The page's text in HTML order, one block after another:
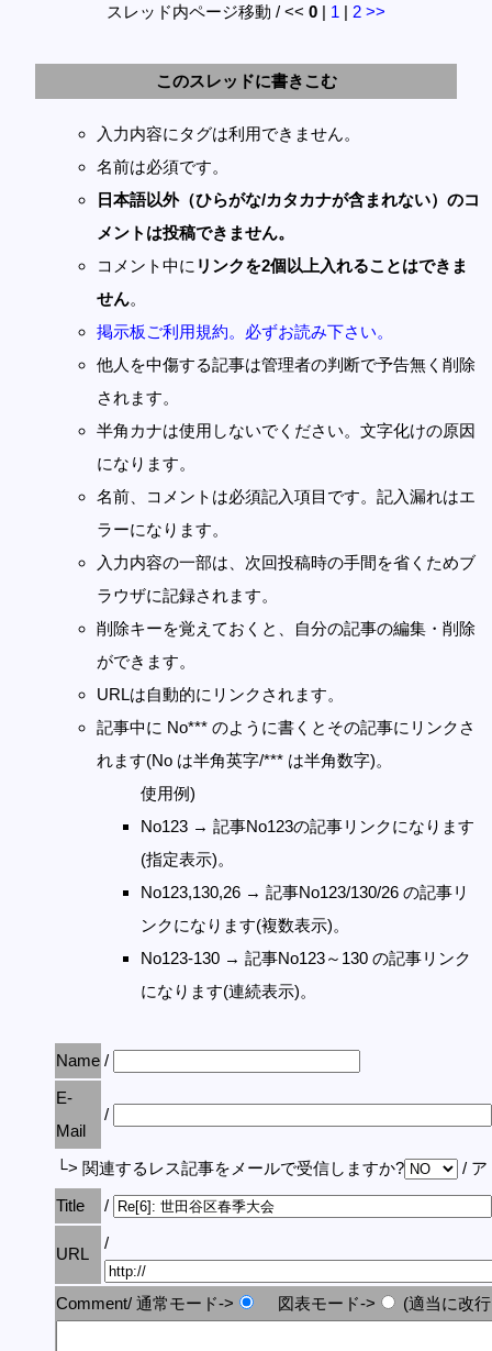
スレッド内ページ移動 / << 0 | 1 | 2 >>
このスレッドに書きこむ
入力内容にタグは利用できません。
名前は必須です。
日本語以外（ひらがな/カタカナが含まれない）のコ
メントは投稿できません。
コメント中に リンクを2個以上入れることはできま
せん。
掲示板ご利用規約。必ずお読み下さい。
他人を中傷する記事は管理者の判断で予告無く削除
されます。
半角カナは使用しないでください。文字化けの原因
になります。
名前、コメントは必須記入項目です。記入漏れはエ
ラーになります。
入力内容の一部は、次回投稿時の手間を省くためブ
ラウザに記録されます。
削除キーを覚えておくと、自分の記事の編集・削除
ができます。
URLは自動的にリンクされます。
記事中に No*** のように書くとその記事にリンクさ
れます(No は半角英字/*** は半角数字)。
使用例)
No123 → 記事No123の記事リンクになります
(指定表示)。
No123,130,26 → 記事No123/130/26 の記事リ
ンクになります(複数表示)。
No123-130 → 記事No123～130 の記事リンク
になります(連続表示)。
Name /
E-
Mail
/
└> 関連するレス記事をメールで受信しますか?
/ ア
Title
/
URL
/
Comment/ 通常モード-> 図表モード-> (適当に改